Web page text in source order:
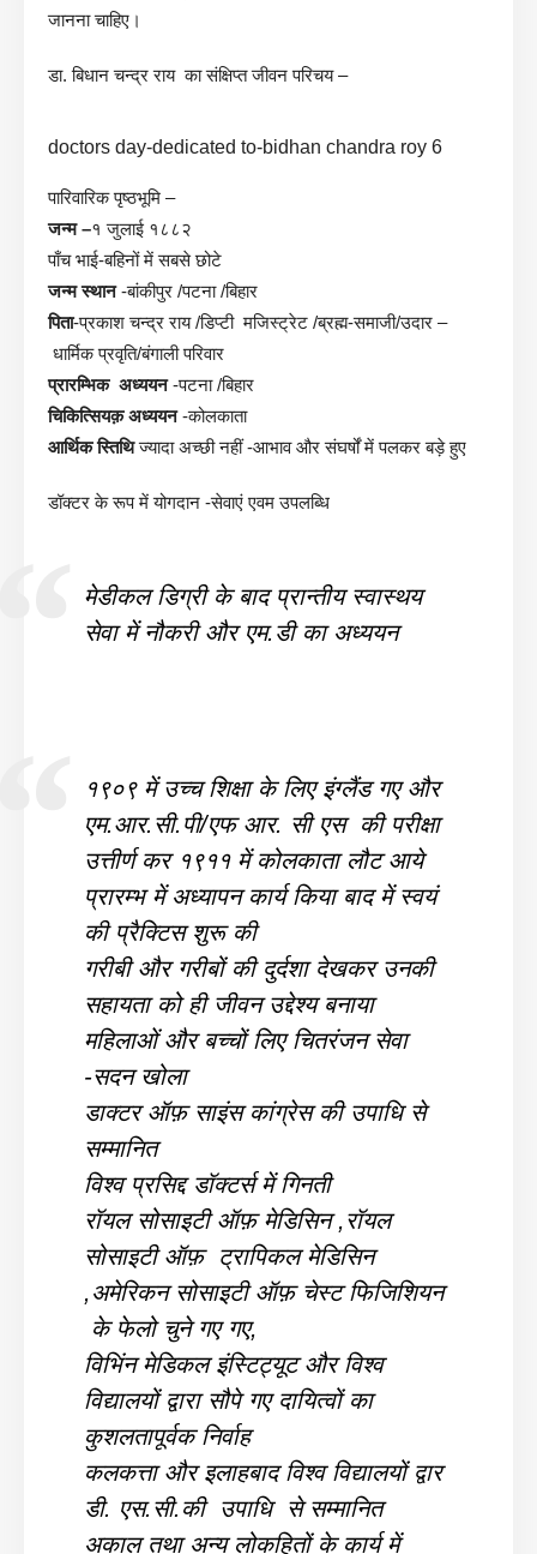
जानना चाहिए।
डा. बिधान चन्द्र राय का संक्षिप्त जीवन परिचय –
doctors day-dedicated to-bidhan chandra roy 6
पारिवारिक पृष्ठभूमि –
जन्म –१ जुलाई १८८२
पाँच भाई-बहिनों में सबसे छोटे
जन्म स्थान-बांकीपुर /पटना /बिहार
पिता-प्रकाश चन्द्र राय /डिप्टी मजिस्ट्रेट /ब्रह्म-समाजी/उदार –
धार्मिक प्रवृति/बंगाली परिवार
प्रारम्भिक अध्ययन-पटना /बिहार
चिकित्सियक़ अध्ययन-कोलकाता
आर्थिक स्तिथिज्यादा अच्छी नहीं -आभाव और संघर्षों में पलकर बड़े हुए
डॉक्टर के रूप में योगदान -सेवाएं एवम उपलब्धि
मेडीकल डिग्री के बाद प्रान्तीय स्वास्थय
सेवा में नौकरी और एम.डी का अध्ययन
१९०९ में उच्च शिक्षा के लिए इंग्लैंड गए और
एम.आर.सी.पी/एफ आर. सी एस की परीक्षा
उत्तीर्ण कर १९११ में कोलकाता लौट आये
प्रारम्भ में अध्यापन कार्य किया बाद में स्वयं
की प्रैक्टिस शुरू की
गरीबी और गरीबों की दुर्दशा देखकर उनकी
सहायता को ही जीवन उद्देश्य बनाया
महिलाओं और बच्चों लिए चितरंजन सेवा
-सदन खोला
डाक्टर ऑफ़ साइंस कांग्रेस की उपाधि से
सम्मानित
विश्व प्रसिद्द डॉक्टर्स में गिनती
रॉयल सोसाइटी ऑफ़ मेडिसिन ,रॉयल
सोसाइटी ऑफ़ ट्रापिकल मेडिसिन
,अमेरिकन सोसाइटी ऑफ़ चेस्ट फिजिशियन
के फेलो चुने गए गए,
विभिंन मेडिकल इंस्टिट्यूट और विश्व
विद्यालयों द्वारा सौपे गए दायित्वों का
कुशलतापूर्वक निर्वाह
कलकत्ता और इलाहबाद विश्व विद्यालयों द्वार
डी. एस.सी.की उपाधि से सम्मानित
अकाल तथा अन्य लोकहितों के कार्य में